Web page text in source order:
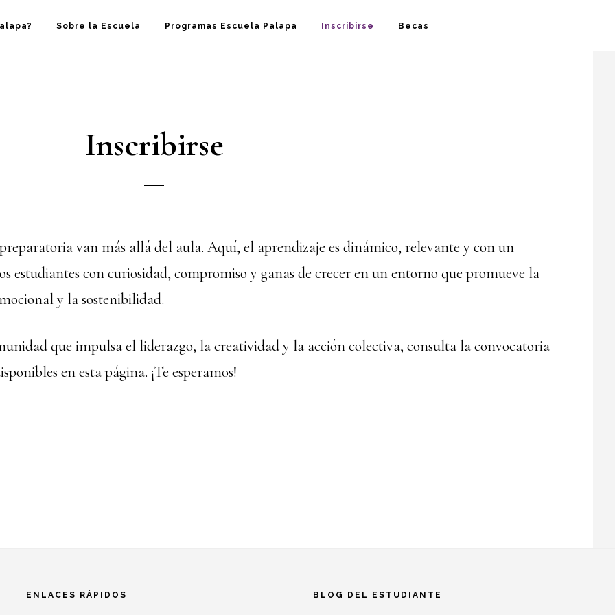
Sobre la Escuela Programas Escuela Palapa Inscribirse Becas
Inscribirse
van más allá del aula. Aquí, el aprendizaje es dinámico, relevante y con un
estudiantes con curiosidad, compromiso y ganas de crecer en un entorno que promueve la
y la sostenibilidad.
que impulsa el liderazgo, la creatividad y la acción colectiva, consulta la convocatoria
en esta página. ¡Te esperamos!
ENLACES RÁPIDOS BLOG DEL ESTUDIANTE